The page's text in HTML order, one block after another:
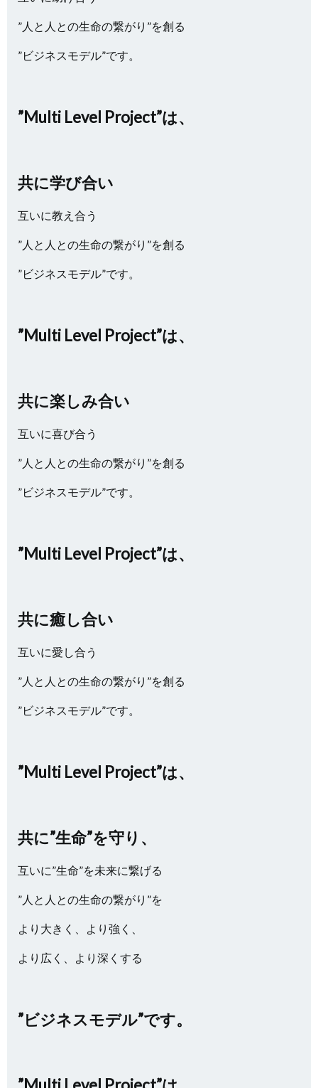
”人と人との生命の繋がり”を創る
”ビジネスモデル”です。
”Multi Level Project”は、
共に学び合い
互いに教え合う
”人と人との生命の繋がり”を創る
”ビジネスモデル”です。
”Multi Level Project”は、
共に楽しみ合い
互いに喜び合う
”人と人との生命の繋がり”を創る
”ビジネスモデル”です。
”Multi Level Project”は、
共に癒し合い
互いに愛し合う
”人と人との生命の繋がり”を創る
”ビジネスモデル”です。
”Multi Level Project”は、
共に”生命”を守り、
互いに”生命”を未来に繋げる
”人と人との生命の繋がり”を
より大きく、より強く、
より広く、より深くする
”ビジネスモデル”です。